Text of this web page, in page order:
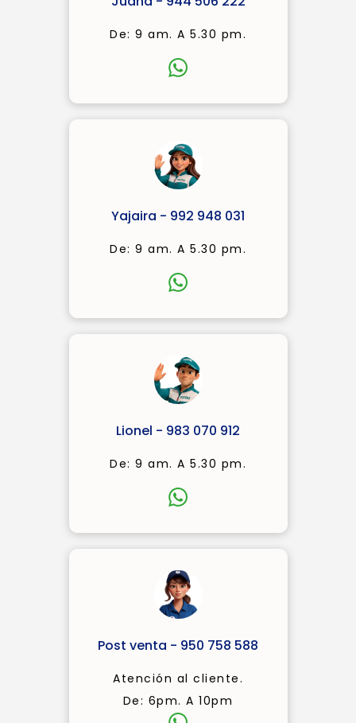
De: 9 am. A 5.30 pm.
Yajaira - 992 948 031
De: 9 am. A 5.30 pm.
Lionel - 983 070 912
De: 9 am. A 5.30 pm.
Post venta - 950 758 588
Atención al cliente.
De: 6pm. A 10pm